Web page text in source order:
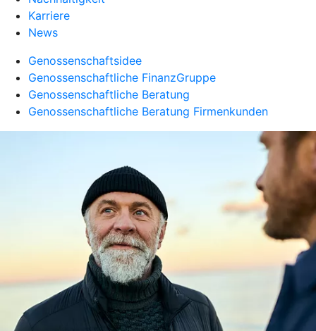
Karriere
News
Genossenschaftsidee
Genossenschaftliche FinanzGruppe
Genossenschaftliche Beratung
Genossenschaftliche Beratung Firmenkunden